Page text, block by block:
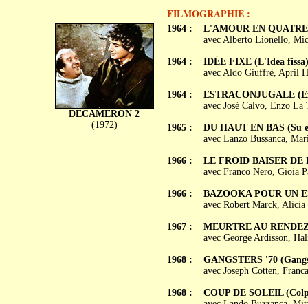
FILMOGRAPHIE :
DÉCAMÉRON 2
(1972)
1964 :
1964 :
1964 :
1965 :
1966 :
1966 :
1967 :
1968 :
1968 :
L'AMOUR EN
avec Alberto Lionello,
IDÉE FIXE (L'Idea fissa)
avec Aldo Giuffrè, April
ESTRACONJUGALE
avec José Calvo, Enzo
DU HAUT EN BAS (Su
avec Lanzo Bussanca,
LE FROID BAISER DE
avec Franco Nero, Gioia
BAZOOKA POUR UN
avec Robert Marck, Alicia
MEURTRE AU
avec George Ardisson,
GANGSTERS '70
avec Joseph Cotten,
COUP DE SOLEIL